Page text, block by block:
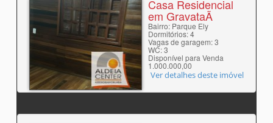
Casa Residencial
em GravataÃ­
Bairro: Parque Ely
Dormitórios: 4
Vagas de garagem: 3
WC: 3
Disponível para Venda
1.000.000,00
Ver detalhes deste imóvel